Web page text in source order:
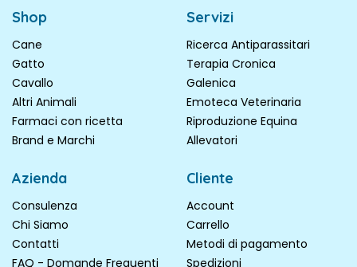
Shop
Cane
Gatto
Cavallo
Altri Animali
Farmaci con ricetta
Brand e Marchi
Servizi
Ricerca Antiparassitari
Terapia Cronica
Galenica
Emoteca Veterinaria
Riproduzione Equina
Allevatori
Azienda
Consulenza
Chi Siamo
Contatti
FAQ - Domande Frequenti
Cliente
Account
Carrello
Metodi di pagamento
Spedizioni